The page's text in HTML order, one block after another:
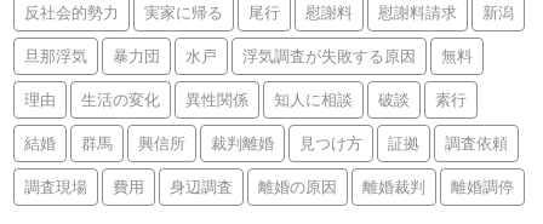
反社会的勢力 実家に帰る 尾行 慰謝料 慰謝料請求 新潟
旦那浮気 暴力団 水戸 浮気調査が失敗する原因 無料
理由 生活の変化 異性関係 知人に相談 破談 素行
結婚 群馬 興信所 裁判離婚 見つけ方 証拠 調査依頼
調査現場 費用 身辺調査 離婚の原因 離婚裁判 離婚調停